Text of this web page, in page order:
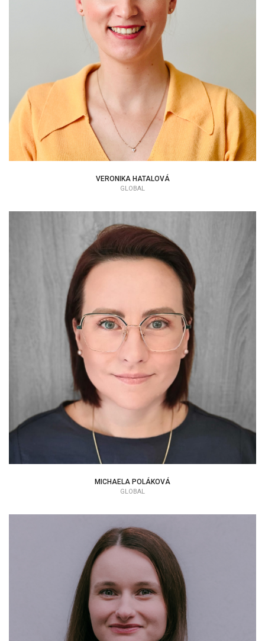
VERONIKA HATALOVÁ
VERONIKA HATALOVÁ
GLOBAL
MICHAELA POLÁKOVÁ
MICHAELA POLÁKOVÁ
GLOBAL
KATARÍNA HAČKULIČOVÁ